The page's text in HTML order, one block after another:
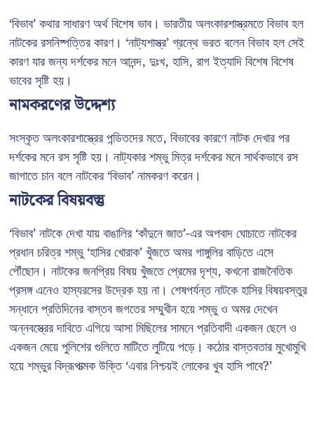
‘বিভাব’ কথার সাধারণ অর্থ বিশেষ ভাব। ভারতীয় অলংকারশাস্ত্রমতে বিভাব হল
নাটকের রসনিষ্পত্তির কারণ। ‘নাট্যশাস্ত্র’ গ্রন্থে ভরত বলেন বিভাব হল সেই
কারণ যার জন্য দর্শকের মনে আনন্দ, দুঃখ, হাসি, রাগ ইত্যাদি বিশেষ বিশেষ
ভাবের সৃষ্টি হয়।
নামকরণের উদ্দেশ্য
সংস্কৃত অলংকারশাস্ত্রের পন্ডিতদের মতে, বিভাবের কারণে নাটক দেখার পর
দর্শকের মনে রস সৃষ্টি হয়। নাট্যকার শম্ভু মিত্র দর্শকের মনে সার্থকভাবে রস
জাগাতে চান বলে নাটকের ‘বিভাব’ নামকরণ করেন।
নাটকের বিষয়বস্তু
‘বিভাব’ নাটকে দেখা যায় বাঙালির ‘কাঁদুনে জাত’-এর অপবাদ ঘোচাতে নাটকের
প্রধান চরিত্র শম্ভু ‘হাসির খোরাক’ খুঁজতে অমর গাঙ্গুলির বাড়িতে এসে
পৌঁছোন। নাটকের জনপ্রিয় বিষয় খুঁজতে প্রেমের দৃশ্য, কখনো রাজনৈতিক
প্রসঙ্গ এনেও হাস্যরসের উদ্রেক হয় না। শেষপর্যন্ত নাটকে হাসির বিষয়বস্তুর
সন্ধানে প্রতিদিনের বাস্তব জগতের সম্মুখীন হয়ে শম্ভু ও অমর দেখেন
অন্নবস্ত্রের দাবিতে এগিয়ে আসা মিছিলের সামনে প্রতিবাদী একজন ছেলে ও
একজন মেয়ে পুলিশের গুলিতে মাটিতে লুটিয়ে পড়ে। কঠোর বাস্তবতার মুখোমুখি
হয়ে শম্ভুর বিদ্রূপাত্মক উক্তি ‘এবার নিশ্চয়ই লোকের খুব হাসি পাবে?’